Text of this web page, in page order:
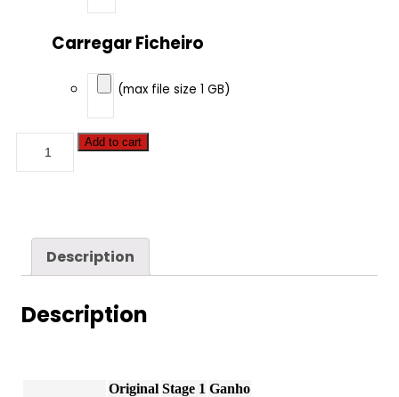
Carregar Ficheiro
(max file size 1 GB)
Farmall
Tier
Add to cart
Description
Description
Original Stage 1 Ganho